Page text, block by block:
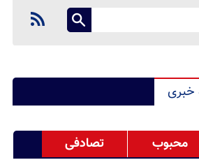
خبری
محبوب تصادفی